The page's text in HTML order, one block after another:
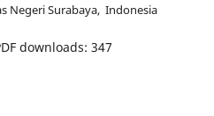
Negeri Surabaya, Indonesia
downloads: 347